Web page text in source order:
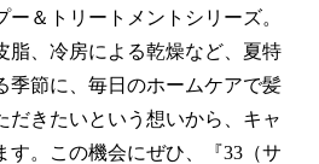
＆トリートメントシリーズ。
脂、冷房による乾燥など、夏特
季節に、毎日のホームケアで髪
だきたいという想いから、キャ
す。この機会にぜひ、『33（サ